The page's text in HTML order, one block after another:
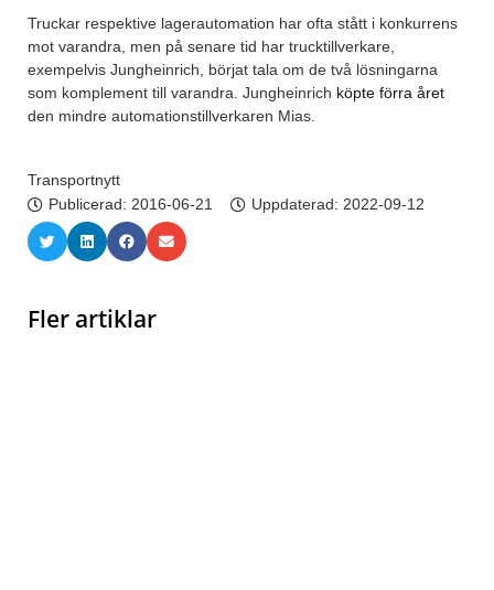
Truckar respektive lagerautomation har ofta stått i konkurrens
mot varandra, men på senare tid har trucktillverkare,
exempelvis Jungheinrich, börjat tala om de två lösningarna
som komplement till varandra. Jungheinrich köpte förra året
den mindre automationstillverkaren Mias.
Transportnytt
Publicerad: 2016-06-21 Uppdaterad: 2022-09-12
Fler artiklar